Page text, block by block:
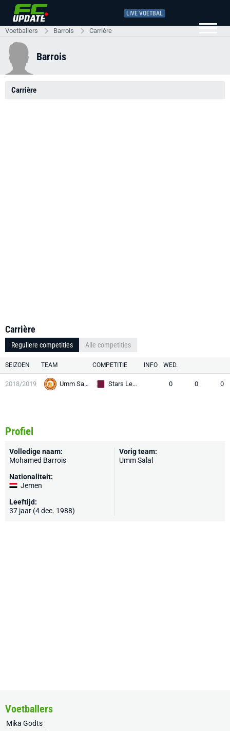
LIVE VOETBAL
Voetballers Barrois Carrière
Barrois
Carrière
Carrière
Reguliere competities Alle competities
SEIZOEN TEAM COMPETITIE INFO WED.
2018/2019 Umm Salal Stars League 0 0 0
Profiel
Volledige naam:
Mohamed Barrois
Nationaliteit:
Jemen
Leeftijd:
37 jaar (4 dec. 1988)
Vorig team:
Umm Salal
Voetballers
Mika Godts